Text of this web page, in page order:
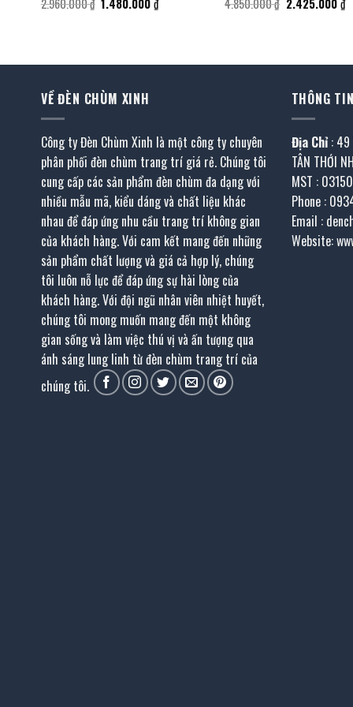
2.960.000₫
gốc
1.480.000₫
4.850.000₫
gốc
2.425.000₫
VỀ ĐÈN CHÙM XINH
Công ty Đèn Chùm Xinh là một công ty chuyên
phân phối đèn chùm trang trí giá rẻ. Chúng tôi
cung cấp các sản phẩm đèn chùm đa dạng với
nhiều mẫu mã, kiểu dáng và chất liệu khác
nhau để đáp ứng nhu cầu trang trí không gian
của khách hàng. Với cam kết mang đến những
sản phẩm chất lượng và giá cả hợp lý, chúng
tôi luôn nỗ lực để đáp ứng sự hài lòng của
khách hàng. Với đội ngũ nhân viên nhiệt huyết,
chúng tôi mong muốn mang đến một không
gian sống và làm việc thú vị và ấn tượng qua
ánh sáng lung linh từ đèn chùm trang trí của
chúng tôi.
THÔNG
Địa Chỉ : 49
TÂN THỚI
MST :
Phone :
Email :
Website: